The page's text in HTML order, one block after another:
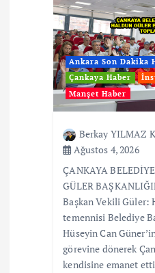
Ankara Son Dakika
Çankaya Haber
Manşet Haber
Berkay YILMAZ
Ağustos 4, 2026
ÇANKAYA
GÜLER
Başkan Vekili Güler:
temennisi Belediye
Hüseyin Can
görevine dönerek
kendisine emanet